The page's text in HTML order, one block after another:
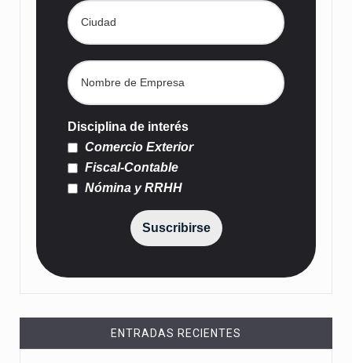
Disciplina de interés
Comercio Exterior
Fiscal-Contable
Nómina y RRHH
Suscribirse
ENTRADAS RECIENTES